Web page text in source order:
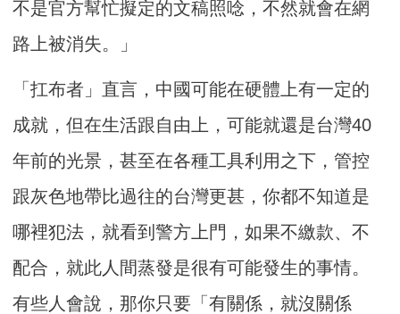
不是官方幫忙擬定的文稿照唸，不然就會在網
路上被消失。」
「扛布者」直言，中國可能在硬體上有一定的
成就，但在生活跟自由上，可能就還是台灣40
年前的光景，甚至在各種工具利用之下，管控
跟灰色地帶比過往的台灣更甚，你都不知道是
哪裡犯法，就看到警方上門，如果不繳款、不
配合，就此人間蒸發是很有可能發生的事情。
有些人會說，那你只要「有關係，就沒關係